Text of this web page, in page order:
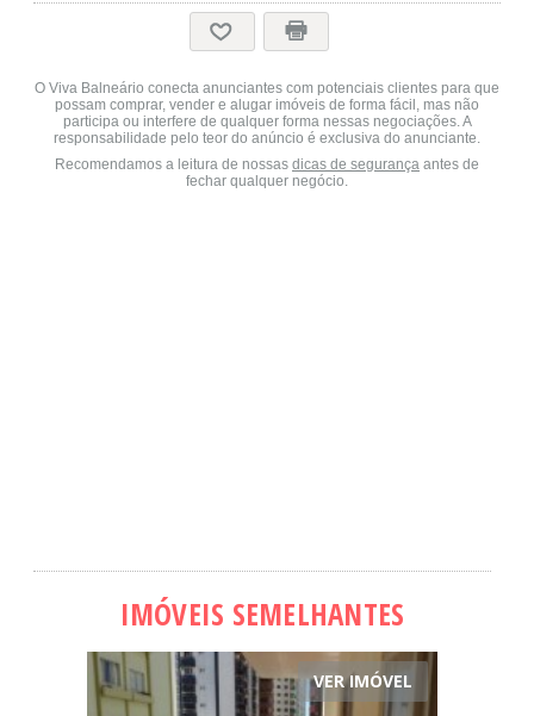
O Viva Balneário conecta anunciantes com potenciais clientes para que
possam comprar, vender e alugar imóveis de forma fácil, mas não
participa ou interfere de qualquer forma nessas negociações. A
responsabilidade pelo teor do anúncio é exclusiva do anunciante.
Recomendamos a leitura de nossas dicas de segurança antes de
fechar qualquer negócio.
IMÓVEIS SEMELHANTES
VER IMÓVEL